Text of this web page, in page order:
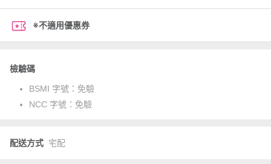
※不適用優惠券
檢驗碼
BSMI 字號： 免驗
NCC 字號： 免驗
配送方式 宅配